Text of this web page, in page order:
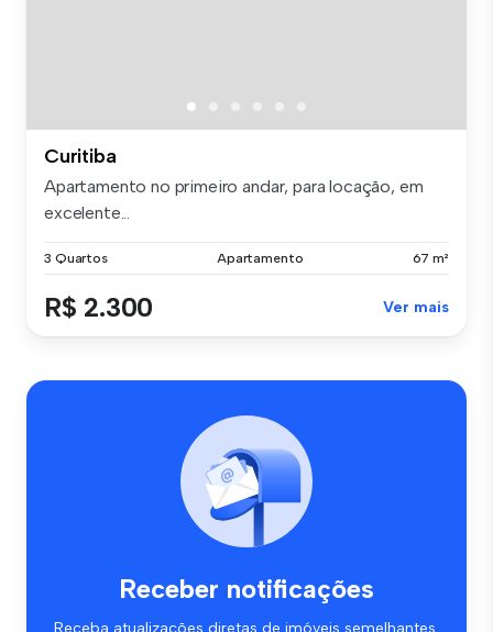
Curitiba
Apartamento no primeiro andar, para locação, em
excelente...
3 Quartos Apartamento 67 m²
R$ 2.300 Ver mais
Receber notificações
Receba atualizações diretas de imóveis semelhantes.